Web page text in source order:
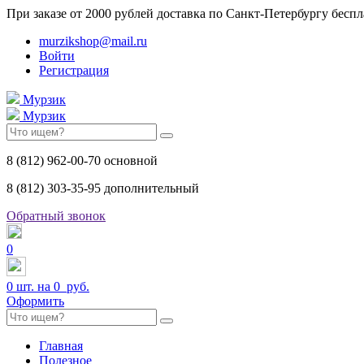
При заказе от 2000 рублей доставка по Санкт-Петербургу
murzikshop@mail.ru
Войти
Регистрация
Мурзик
Мурзик
8 (812) 962-00-70 основной
8 (812) 303-35-95 дополнительный
Обратный звонок
0
0 шт. на 0 руб.
Оформить
Главная
Полезное